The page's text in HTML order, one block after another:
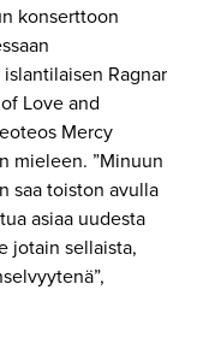
konserttoon
Ragnar
Love and
Mercy
mieleen. ”Minuun
saa toiston avulla
asiaa uudesta
jotain sellaista,